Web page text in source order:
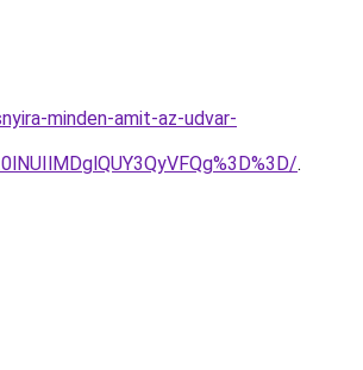
minden-amit-az-udvar-
.